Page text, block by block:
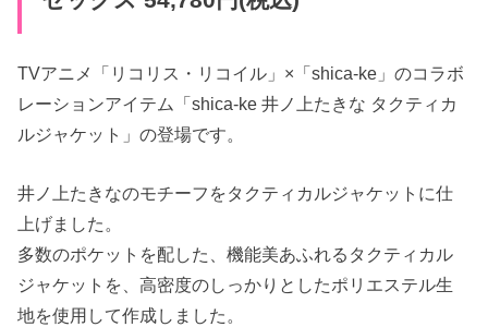
TVアニメ「リコリス・リコイル」×「shica-ke」のコラボ
レーションアイテム「shica-ke 井ノ上たきな タクティカ
ルジャケット」の登場です。
井ノ上たきなのモチーフをタクティカルジャケットに仕
上げました。
多数のポケットを配した、機能美あふれるタクティカル
ジャケットを、高密度のしっかりとしたポリエステル生
地を使用して作成しました。